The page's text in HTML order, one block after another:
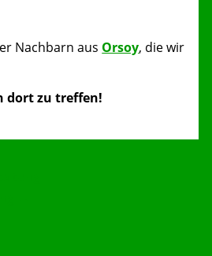
Nachbarn aus Orsoy, die wir
dort zu treffen!